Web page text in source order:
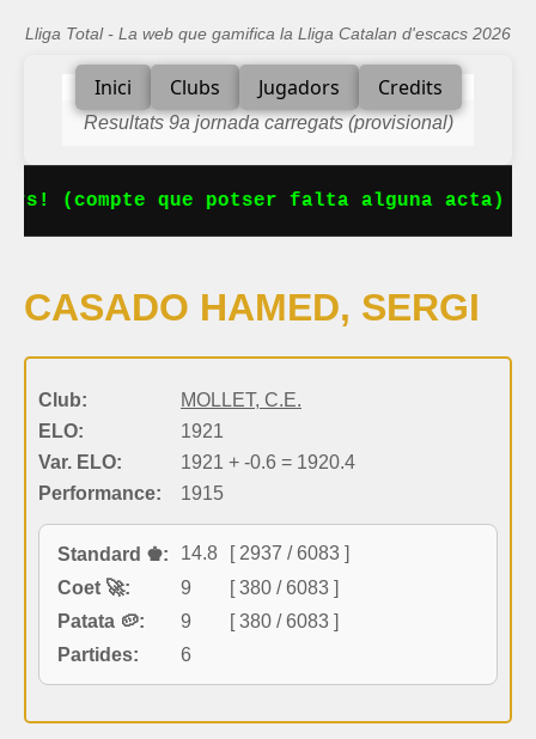
Lliga Total - La web que gamifica la Lliga Catalan d'escacs 2026
Inici Clubs Jugadors Credits
Resultats 9a jornada carregats (provisional)
(compte que potser falta alguna acta)
CASADO HAMED, SERGI
Club:
MOLLET, C.E.
ELO:
1921
Var. ELO:
1921 + -0.6 = 1920.4
Performance:
1915
Standard ♚: 14.8
[ 2937 / 6083 ]
Coet 🚀:
9
[ 380 / 6083 ]
Patata 🥔:
9
[ 380 / 6083 ]
Partides:
6